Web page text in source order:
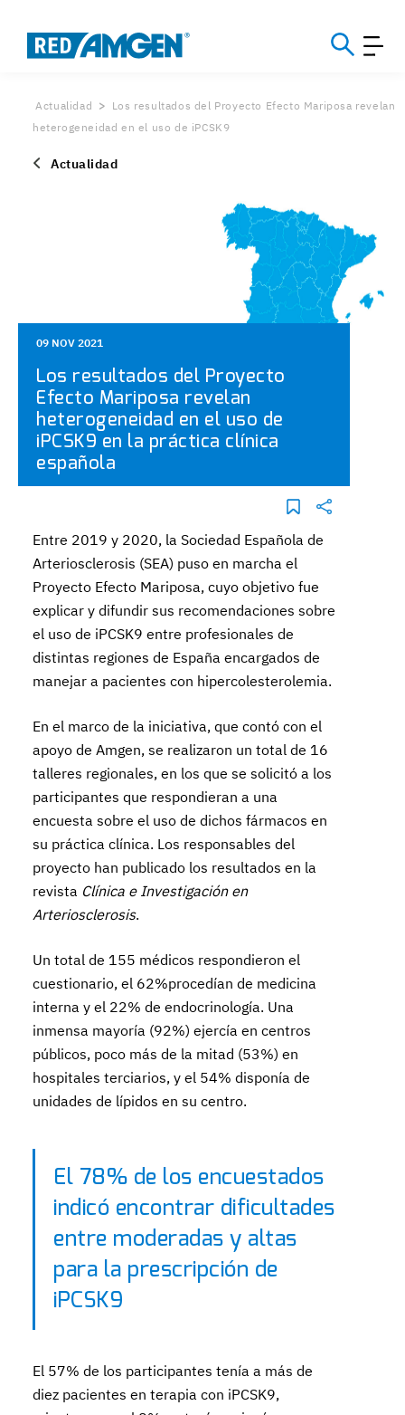
Actualidad
Los resultados del Proyecto Efecto Mariposa revelan
heterogeneidad en el uso de iPCSK9
Actualidad
09 NOV 2021
Los resultados del Proyecto
Efecto Mariposa revelan
heterogeneidad en el uso de
iPCSK9 en la práctica clínica
española
Entre 2019 y 2020, la Sociedad Española de
Arteriosclerosis (SEA) puso en marcha el
Proyecto Efecto Mariposa, cuyo objetivo fue
explicar y difundir sus recomendaciones sobre
el uso de iPCSK9 entre profesionales de
distintas regiones de España encargados de
manejar a pacientes con hipercolesterolemia.
En el marco de la iniciativa, que contó con el
apoyo de Amgen, se realizaron un total de 16
talleres regionales, en los que se solicitó a los
participantes que respondieran a una
encuesta sobre el uso de dichos fármacos en
su práctica clínica. Los responsables del
proyecto han publicado los resultados en la
revista Clínica e Investigación en
Arteriosclerosis.
Un total de 155 médicos respondieron el
cuestionario, el 62%procedían de medicina
interna y el 22% de endocrinología. Una
inmensa mayoría (92%) ejercía en centros
públicos, poco más de la mitad (53%) en
hospitales terciarios, y el 54% disponía de
unidades de lípidos en su centro.
El 78% de los encuestados
indicó encontrar dificultades
entre moderadas y altas
para la prescripción de
iPCSK9
El 57% de los participantes tenía a más de
diez pacientes en terapia con iPCSK9,